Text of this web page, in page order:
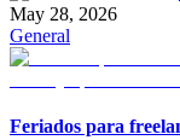
May 28, 2026
General
Feriados para